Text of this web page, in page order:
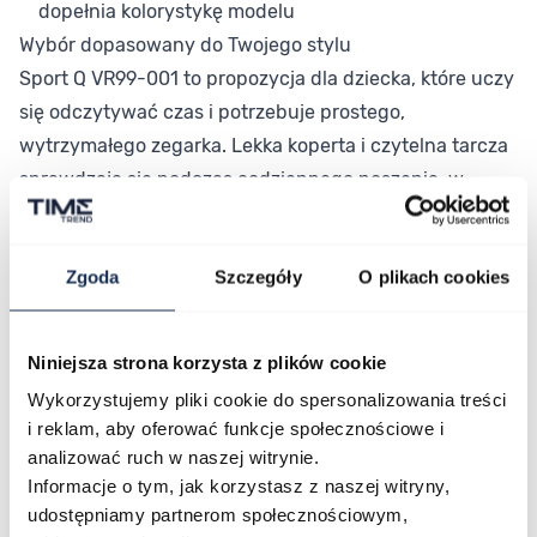
Zgoda Szczegóły O plikach cookies
Niniejsza strona korzysta z plików cookie
Wykorzystujemy pliki cookie do spersonalizowania treści
i reklam, aby oferować funkcje społecznościowe i
analizować ruch w naszej witrynie.
Informacje o tym, jak korzystasz z naszej witryny,
udostępniamy partnerom społecznościowym,
dopełnia kolorystykę modelu
Wybór dopasowany do Twojego stylu
Sport Q VR99-001 to propozycja dla dziecka, które uczy
się odczytywać czas i potrzebuje prostego,
wytrzymałego zegarka. Lekka koperta i czytelna tarcza
sprawdzają się podczas codziennego noszenia, w
szkole i na zabawie. Kolorowy pasek dopełnia całość
Połączenie stylu i funkcjonalności
Q&Q Sport Q VR99-001 łączy prostą obsługę, lekkość i
zegarek, który ułatwia naukę odczytu godziny i dobrze
znosi codzienne użytkowanie.
Parametry